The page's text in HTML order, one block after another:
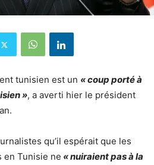
tunisien est un « coup porté à
», a averti hier le président
qu’il espérait que les
en Tunisie ne « nuiraient pas à la